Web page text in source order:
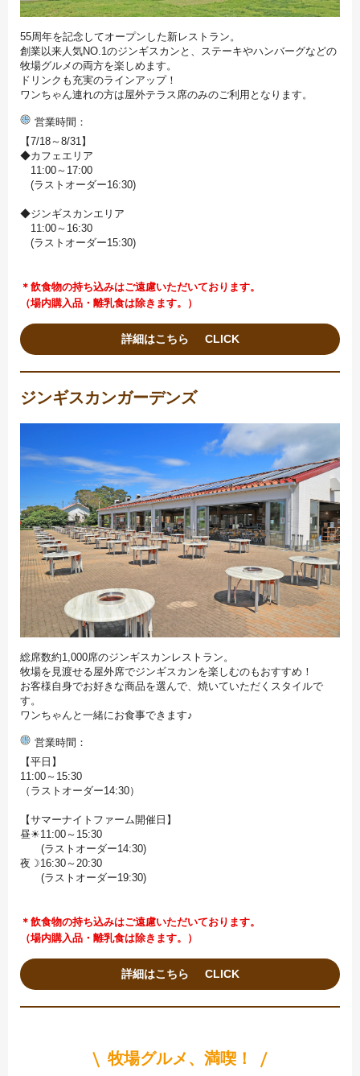
55周年を記念してオープンした新レストラン。
創業以来人気NO.1のジンギスカンと、ステーキやハンバーグなどの
牧場グルメの両方を楽しめます。
ドリンクも充実のラインアップ！
ワンちゃん連れの方は屋外テラス席のみのご利用となります。
営業時間
【7/18～8/31】
◆カフェエリア
11:00～17:00
(ラストオーダー16:30)
◆ジンギスカンエリア
11:00～16:30
(ラストオーダー15:30)
＊飲食物の持ち込みはご遠慮いただいております。
（場内購入品・離乳食は除きます。）
詳細はこちら
ジンギスカンガーデンズ
総席数約1,000席のジンギスカンレストラン。
牧場を見渡せる屋外席でジンギスカンを楽しむのもおすすめ！
お客様自身でお好きな商品を選んで、焼いていただくスタイルで
す。
ワンちゃんと一緒にお食事できます♪
営業時間
【平日】
11:00～15:30
（ラストオーダー14:30）
【サマーナイトファーム開催日】
昼☀11:00～15:30
(ラストオーダー14:30)
夜☽16:30～20:30
(ラストオーダー19:30)
＊飲食物の持ち込みはご遠慮いただいております。
（場内購入品・離乳食は除きます。）
詳細はこちら
牧場グルメ、満喫！